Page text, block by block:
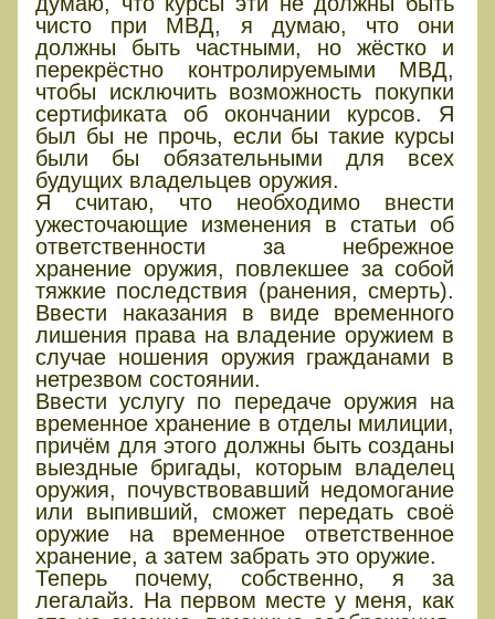
чисто при МВД, я думаю, что они
должны быть частными, но жёстко и
перекрёстно контролируемыми МВД,
чтобы исключить возможность покупки
сертификата об окончании курсов. Я
был бы не прочь, если бы такие курсы
были бы обязательными для всех
будущих владельцев оружия.
Я считаю, что необходимо внести
ужесточающие изменения в статьи об
ответственности за небрежное
хранение оружия, повлекшее за собой
тяжкие последствия (ранения, смерть).
Ввести наказания в виде временного
лишения права на владение оружием в
случае ношения оружия гражданами в
нетрезвом состоянии.
Ввести услугу по передаче оружия на
временное хранение в отделы милиции,
причём для этого должны быть созданы
выездные бригады, которым владелец
оружия, почувствовавший недомогание
или выпивший, сможет передать своё
оружие на временное ответственное
хранение, а затем забрать это оружие.
Теперь почему, собственно, я за
легалайз. На первом месте у меня, как